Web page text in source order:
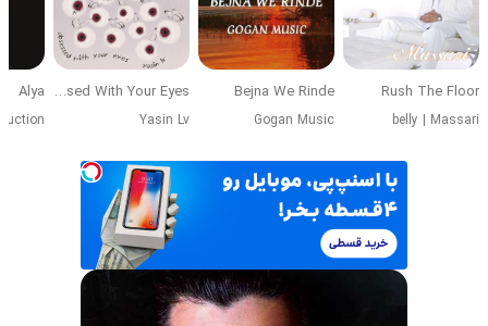
Rush The Floor
belly | Massari
Bejna We Rinde
Gogan Music
Obsessed With Your Eyes
Yasin Lv
Alya